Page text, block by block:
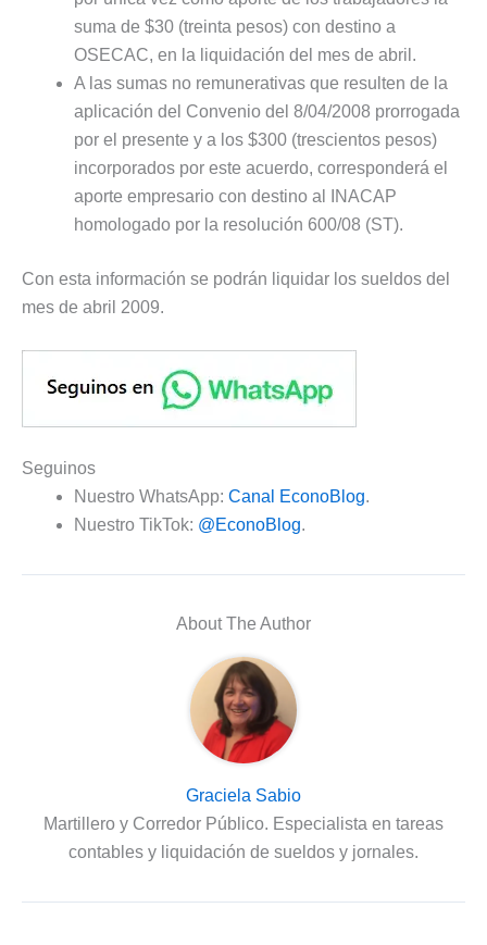
suma de $30 (treinta pesos) con destino a
OSECAC, en la liquidación del mes de abril.
A las sumas no remunerativas que resulten de la
aplicación del Convenio del 8/04/2008 prorrogada
por el presente y a los $300 (trescientos pesos)
incorporados por este acuerdo, corresponderá el
aporte empresario con destino al INACAP
homologado por la resolución 600/08 (ST).
Con esta información se podrán liquidar los sueldos del
mes de abril 2009.
Seguinos
Nuestro WhatsApp: Canal EconoBlog.
Nuestro TikTok: @EconoBlog.
About The Author
Graciela Sabio
Martillero y Corredor Público. Especialista en tareas
contables y liquidación de sueldos y jornales.